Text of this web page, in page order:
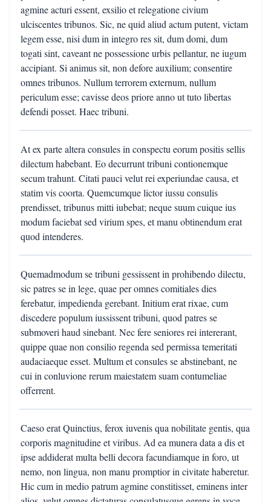
agmine acturi essent, exsilio et relegatione civium
ulciscentes tribunos. Sic, ne quid aliud actum putent, victam
legem esse, nisi dum in integro res sit, dum domi, dum
togati sint, caveant ne possessione urbis pellantur, ne iugum
accipiant. Si animus sit, non defore auxilium; consentire
omnes tribunos. Nullum terrorem externum, nullum
periculum esse; cavisse deos priore anno ut tuto libertas
defendi posset. Haec tribuni.
At ex parte altera consules in conspectu eorum positis sellis
dilectum habebant. Eo decurrunt tribuni contionemque
secum trahunt. Citati pauci velut rei experiundae causa, et
statim vis coorta. Quemcumque lictor iussu consulis
prendisset, tribunus mitti iubebat; neque suum cuique ius
modum faciebat sed virium spes, et manu obtinendum erat
quod intenderes.
Quemadmodum se tribuni gessissent in prohibendo dilectu,
sic patres se in lege, quae per omnes comitiales dies
ferebatur, impedienda gerebant. Initium erat rixae, cum
discedere populum iussissent tribuni, quod patres se
submoveri haud sinebant. Nec fere seniores rei intererant,
quippe quae non consilio regenda sed permissa temeritati
audaciaeque esset. Multum et consules se abstinebant, ne
cui in conluvione rerum maiestatem suam contumeliae
offerrent.
Caeso erat Quinctius, ferox iuvenis qua nobilitate gentis, qua
corporis magnitudine et viribus. Ad ea munera data a dis et
ipse addiderat multa belli decora facundiamque in foro, ut
nemo, non lingua, non manu promptior in civitate haberetur.
Hic cum in medio patrum agmine constitisset, eminens inter